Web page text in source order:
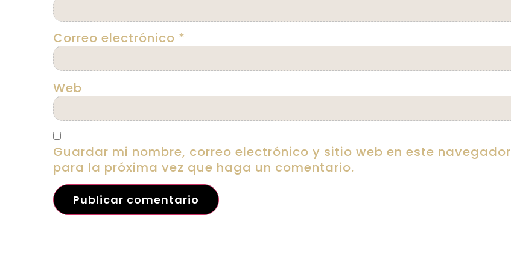
Correo electrónico *
Web
Guardar mi nombre, correo electrónico y sitio web en este navegador
para la próxima vez que haga un comentario.